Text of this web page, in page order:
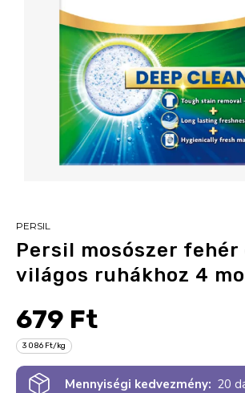
PERSIL
Persil mosószer fehér
világos ruhákhoz 4
679 Ft
3 086 Ft/kg
Mennyiségi kedvezmény: 20